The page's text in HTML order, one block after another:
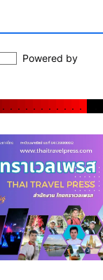
Powered by
. . . . . . . . . . .